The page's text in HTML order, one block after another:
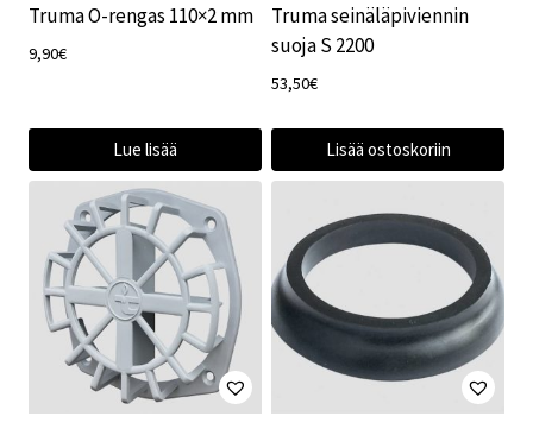
Truma O-rengas 110×2 mm
9,90€
Lue lisää
Truma seinäläpiviennin
suoja S 2200
53,50€
Lisää ostoskoriin